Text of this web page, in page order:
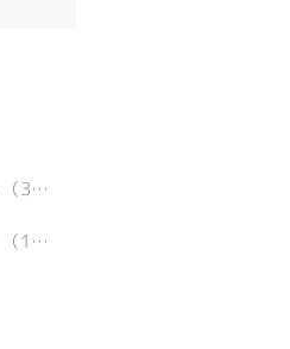
（39）
（15）